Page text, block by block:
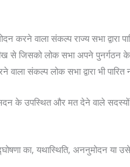
वाला संकल्प राज्य सभा द्वारा
से जिसको लोक सभा अपने पुनर्गठन
संकल्प लोक सभा द्वारा भी पारित
के उपस्थित और मत देने वाले
का, यथास्थिति, अननुमोदन या